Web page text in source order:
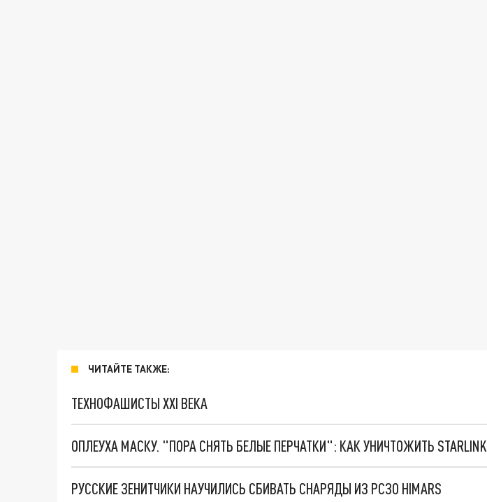
ЧИТАЙТЕ ТАКЖЕ:
ТЕХНОФАШИСТЫ XXI ВЕКА
ОПЛЕУХА МАСКУ. "ПОРА СНЯТЬ БЕЛЫЕ ПЕРЧАТКИ": КАК УНИЧТОЖИТЬ STARLINK
РУССКИЕ ЗЕНИТЧИКИ НАУЧИЛИСЬ СБИВАТЬ СНАРЯДЫ ИЗ РСЗО HIMARS